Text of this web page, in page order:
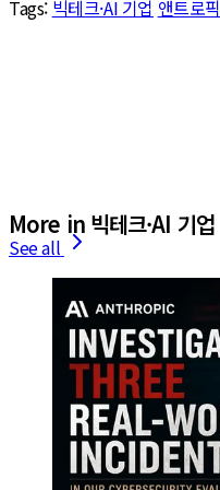
Tags: 빅테크·AI 기업 앤트로픽
More in 빅테크·AI 기업
See all